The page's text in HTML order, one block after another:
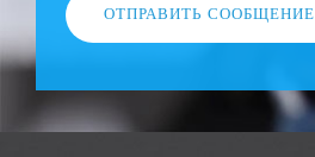
ОТПРАВИТЬ СООБЩЕНИЕ